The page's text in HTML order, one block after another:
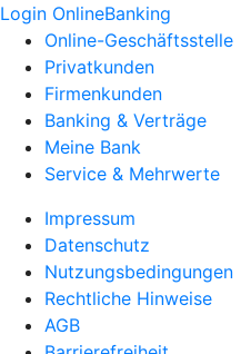
Login OnlineBanking
Online-Geschäftsstelle
Privatkunden
Firmenkunden
Banking & Verträge
Meine Bank
Service & Mehrwerte
Impressum
Datenschutz
Nutzungsbedingungen
Rechtliche Hinweise
AGB